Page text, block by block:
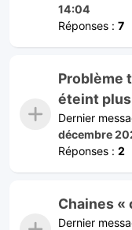
14:04
Réponses : 7
Problème
éteint
Dernier
décembre
Réponses : 2
Chaines «
Dernier